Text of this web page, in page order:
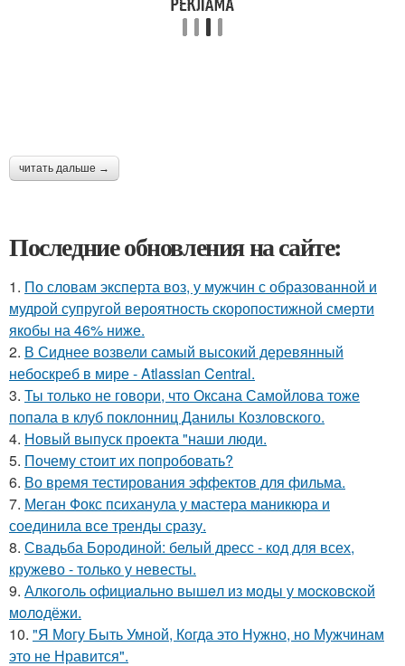
читать дальше →
Последние обновления на сайте:
1. По словам эксперта воз, у мужчин с образованной и
мудрой супругой вероятность скоропостижной смерти
якобы на 46% ниже.
2. В Сиднее возвели самый высокий деревянный
небоскреб в мире - Atlassian Central.
3. Ты только не говори, что Оксана Самойлова тоже
попала в клуб поклонниц Данилы Козловского.
4. Новый выпуск проекта "наши люди.
5. Почему стоит их попробовать?
6. Во время тестирования эффектов для фильма.
7. Меган Фокс психанула у мастера маникюра и
соединила все тренды сразу.
8. Свадьба Бородиной: белый дресс - код для всех,
кружево - только у невесты.
9. Алкoгoль oфициaльнo вышeл из мoды у мocкoвcкoй
мoлoдёжи.
10. "Я Могу Быть Умной, Когда это Нужно, но Мужчинам
это не Нравится".